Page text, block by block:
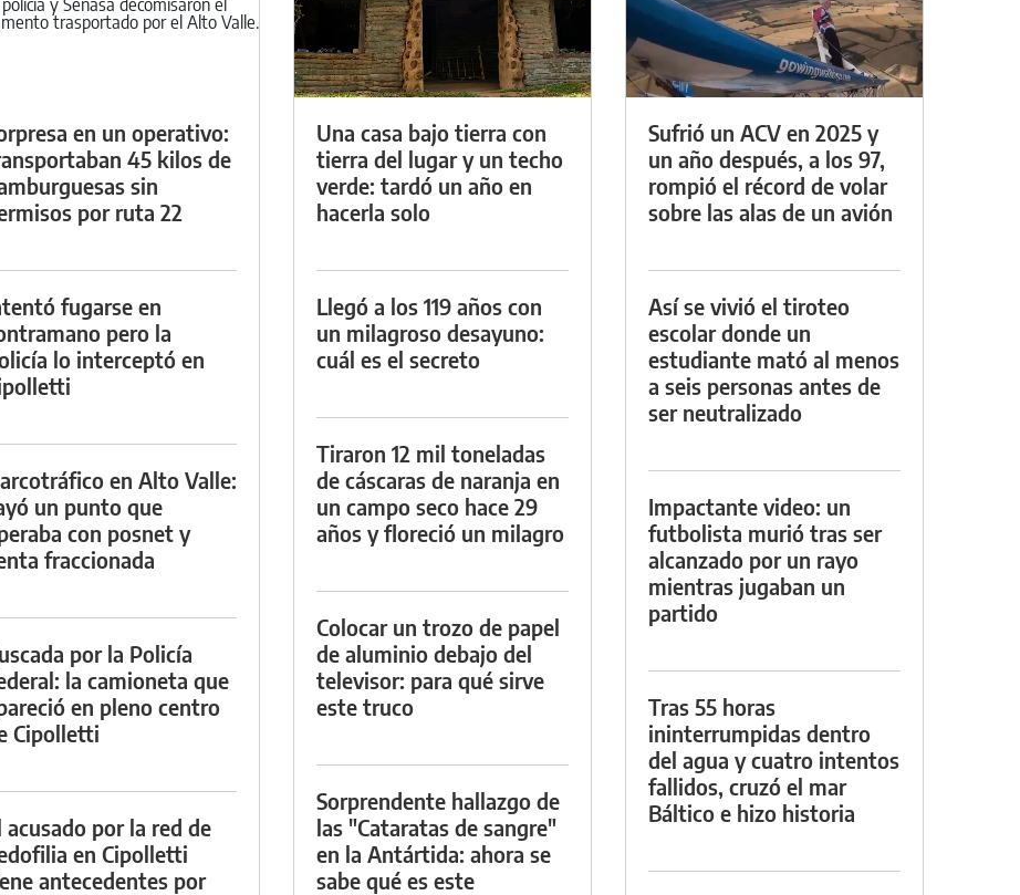
en un operativo:
45 kilos de
sin
por ruta 22
fugarse en
pero la
lo interceptó en
en Alto Valle:
un punto que
con posnet y
fraccionada
por la Policía
la camioneta que
en pleno centro
Cipolletti
acusado por la red de
en Cipolletti
antecedentes por
Una casa bajo tierra con
tierra del lugar y un techo
verde: tardó un año en
hacerla solo
Llegó a los 119 años con
un milagroso desayuno:
cuál es el secreto
Tiraron 12 mil toneladas
de cáscaras de naranja en
un campo seco hace 29
años y floreció un milagro
Colocar un trozo de papel
de aluminio debajo del
televisor: para qué sirve
este truco
Sorprendente hallazgo de
las "Cataratas de sangre"
en la Antártida: ahora se
sabe qué es este
Sufrió un ACV en 2025 y
un año después, a los 97,
rompió el récord de volar
sobre las alas de un avión
Así se vivió el tiroteo
escolar donde un
estudiante mató al menos
a seis personas antes de
ser neutralizado
Impactante video: un
futbolista murió tras ser
alcanzado por un rayo
mientras jugaban un
partido
Tras 55 horas
ininterrumpidas dentro
del agua y cuatro intentos
fallidos, cruzó el mar
Báltico e hizo historia